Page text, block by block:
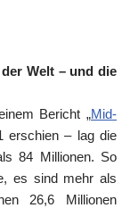
Welt – und die
Bericht „Mid-
erschien – lag die
84 Millionen. So
es sind mehr als
26,6 Millionen